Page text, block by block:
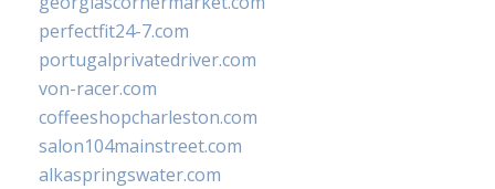
perfectfit24-7.com
portugalprivatedriver.com
von-racer.com
coffeeshopcharleston.com
salon104mainstreet.com
alkaspringswater.com